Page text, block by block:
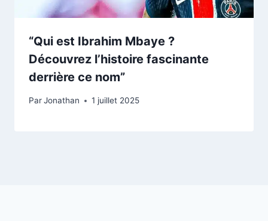
“Qui est Ibrahim Mbaye ?
Découvrez l’histoire fascinante
derrière ce nom”
ParJonathan 1 juillet 2025